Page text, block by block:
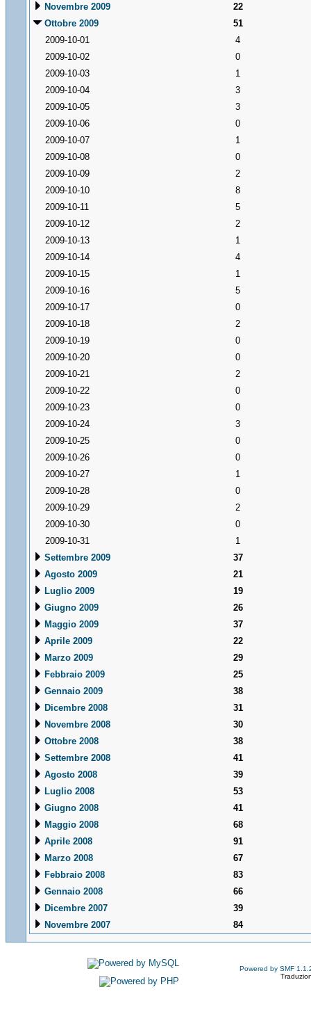
Novembre 2009
22
Ottobre 2009
51
2009-10-01
4
2009-10-02
0
2009-10-03
1
2009-10-04
3
2009-10-05
3
2009-10-06
0
2009-10-07
1
2009-10-08
0
2009-10-09
2
2009-10-10
8
2009-10-11
5
2009-10-12
2
2009-10-13
1
2009-10-14
4
2009-10-15
1
2009-10-16
5
2009-10-17
0
2009-10-18
2
2009-10-19
0
2009-10-20
0
2009-10-21
2
2009-10-22
0
2009-10-23
0
2009-10-24
3
2009-10-25
0
2009-10-26
0
2009-10-27
1
2009-10-28
0
2009-10-29
2
2009-10-30
0
2009-10-31
1
Settembre 2009
37
Agosto 2009
21
Luglio 2009
19
Giugno 2009
26
Maggio 2009
37
Aprile 2009
22
Marzo 2009
29
Febbraio 2009
25
Gennaio 2009
38
Dicembre 2008
31
Novembre 2008
30
Ottobre 2008
38
Settembre 2008
41
Agosto 2008
39
Luglio 2008
53
Giugno 2008
41
Maggio 2008
68
Aprile 2008
91
Marzo 2008
67
Febbraio 2008
83
Gennaio 2008
66
Dicembre 2007
39
Novembre 2007
84
Powered by SMF